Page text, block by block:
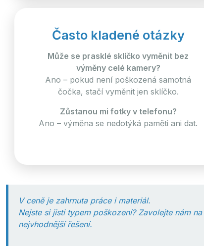
Často kladené otázky
Může se prasklé sklíčko vyměnit bez
výměny celé kamery?
Ano – pokud není poškozená samotná
čočka, stačí vyměnit jen sklíčko.
Zůstanou mi fotky v telefonu?
Ano – výměna se nedotýká paměti ani dat.
V ceně je zahrnuta práce i materiál.
Nejste si jisti typem poškození? Zavolejte nám na
nejvhodnější řešení.